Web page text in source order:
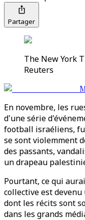
Partager
The New York
Reuters
En novembre, les
d'une série
football israéliens,
se sont violemment
des passants,
un drapeau
Pourtant, ce qui
collective est
dont les récits sont
dans les grands